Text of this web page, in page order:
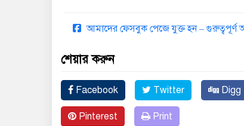
আমাদের ফেসবুক পেজে যুক্ত হন –
শেয়ার করুন
Facebook Twitter Digg
Pinterest Print